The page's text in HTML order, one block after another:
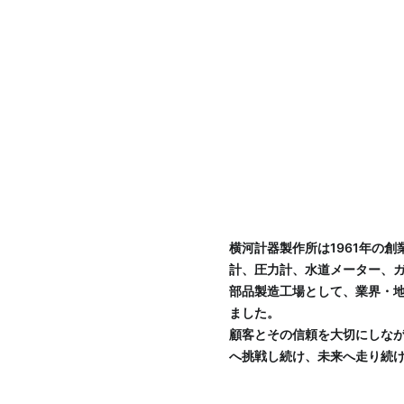
横河計器製作所は1961年の創
計、圧力計、水道メーター、
部品製造工場として、業界・
ました。
顧客とその信頼を大切にしな
へ挑戦し続け、未来へ走り続け